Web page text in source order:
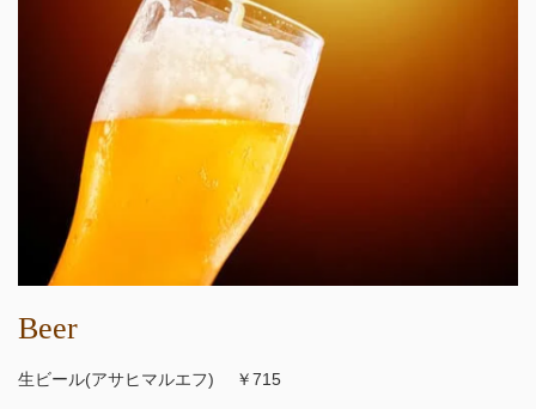
Beer
生ビール(アサヒマルエフ) ￥715